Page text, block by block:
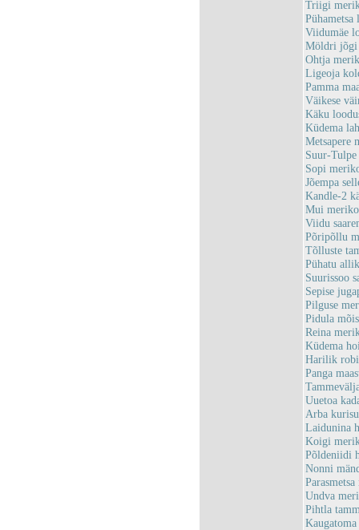
Triigi
Viidumäe
Möldri jõgi
Ohtja
Ligeoja
Pamma
Väikese
Käku
Küdema
Metsapere
Suur-
Sopi
Jõempa
Kandle-2
Mui
Viidu
Põripõllu
Tõlluste
Pühatu
Suurissoo
Sepise
Pilguse
Pidula
Reina
Küdema
Harilik
Panga
Uuetoa
Arba
Laidunina
Koigi
Põldeniidi
Nonni
Undva
Pihtla